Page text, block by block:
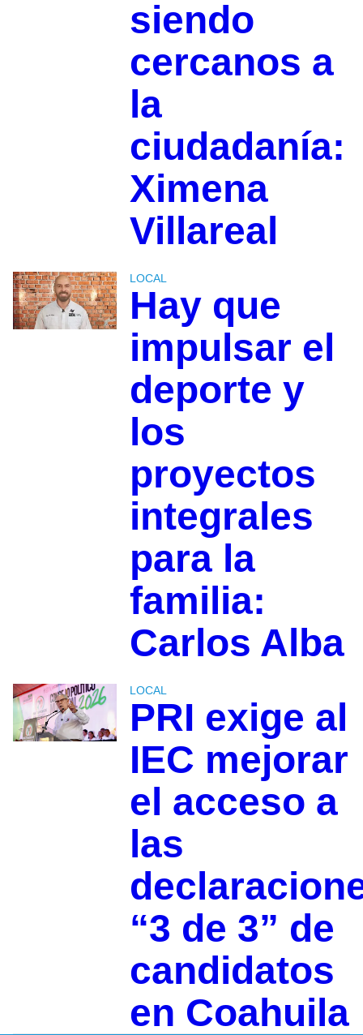
siendo
cercanos a
la
ciudadanía:
Ximena
Villareal
LOCAL
Hay que
impulsar el
deporte y
los
proyectos
integrales
para la
familia:
Carlos Alba
LOCAL
PRI exige al
IEC mejorar
el acceso a
las
“3 de 3” de
candidatos
en Coahuila